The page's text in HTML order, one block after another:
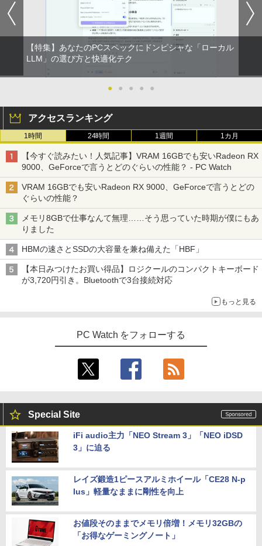
【特集】あなたのPCスペックにドンピシャな「ローカル
LLM」の選び方と快適化テク
● ● ● ● ●
アクセスランキング
1時間 24時間 1週間 1カ月
【今すぐ読みたい！人気記事】VRAM 16GBでも安いRadeon RX
9000、GeForceで言うとどのぐらいの性能？ - PC Watch
VRAM 16GBでも安いRadeon RX 9000、GeForceで言うとどの
ぐらいの性能？
メモリ8GBで仕事なんて無理……そう思っていた時期が僕にもあ
りました
HBMの速さとSSDの大容量を兼ね備えた「HBF」
【本日みつけたお買い得品】ロジクールのコンパクトキーボード
が3,720円引き。Bluetoothで3台接続対応
もっと見る
PC Watch をフォローする
Special Site
iFi audio主力「NEO Stream 3」「NEO iDSD
3」に迫る
レイズ鍛造1ピースアルミホイール「CE28 N-p
lus」軽量なままに剛性を向上
お値段そのままでメモリ倍増！メモリ32GBの
「お得なゲーミングノート」